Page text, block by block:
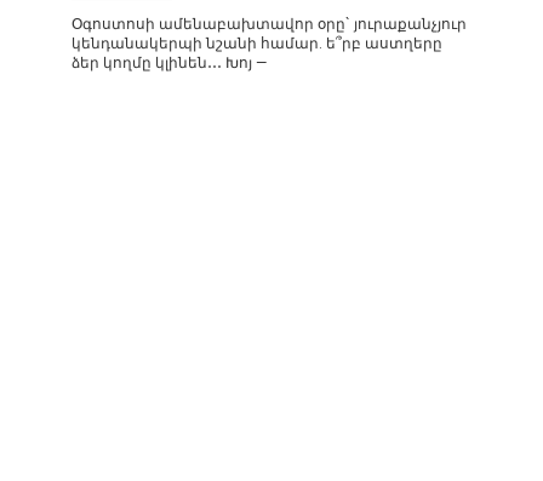
Օգոստոսի ամենաբախտավոր օրը` յուրաքանչյուր
կենդանակերպի նշանի համար. ե՞րբ աստղերը
ձեր կողմը կլինեն․․․ Խոյ —